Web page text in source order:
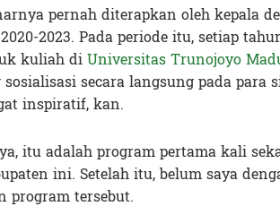
pernah diterapkan oleh kepala
2023. Pada periode itu, setiap
kuliah diUniversitas Trunojoyo
secara langsung pada para
inspiratif, kan.
itu adalah program pertama kali
ini. Setelah itu, belum saya
program tersebut.